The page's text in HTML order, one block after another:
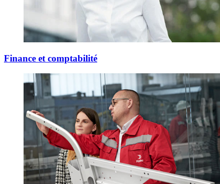
Finance et comptabilité